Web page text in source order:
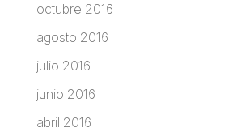
octubre 2016
agosto 2016
julio 2016
junio 2016
abril 2016